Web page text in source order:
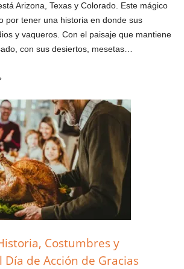
Arizona, Texas y Colorado. Este mágico
por tener una historia en donde sus
y vaqueros. Con el paisaje que mantiene
con sus desiertos, mesetas…
Costumbres y
de Acción de Gracias